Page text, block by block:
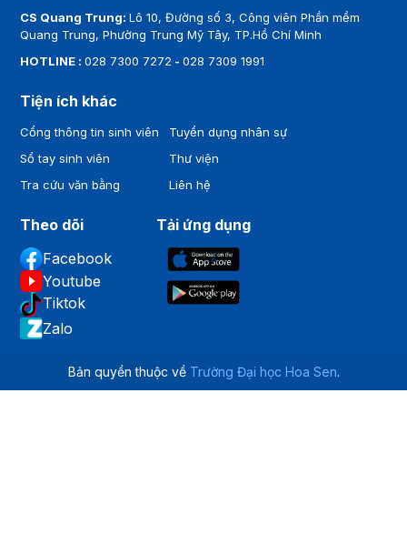
CS Quang Trung:Lô 10, Đường số 3, Công viên Phần mềm
Quang Trung, Phường Trung Mỹ Tây, TP.Hồ Chí Minh
HOTLINE :028 7300 7272 -028 7309 1991
Tiện ích khác
Cổng thông tin sinh viên
Sổ tay sinh viên
Tra cứu văn bằng
Tuyển dụng nhân sự
Thư viện
Liên hệ
Theo dõi
Facebook
Youtube
Tiktok
Zalo
Tải ứng dụng
Bản quyền thuộc về Trường Đại học Hoa Sen.